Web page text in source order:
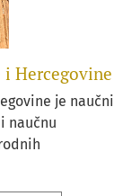
i Hercegovine
je naučni
naučnu